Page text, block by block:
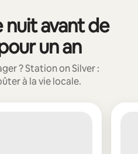
nuit avant de
un an
? Station on Silver :
à la vie locale.